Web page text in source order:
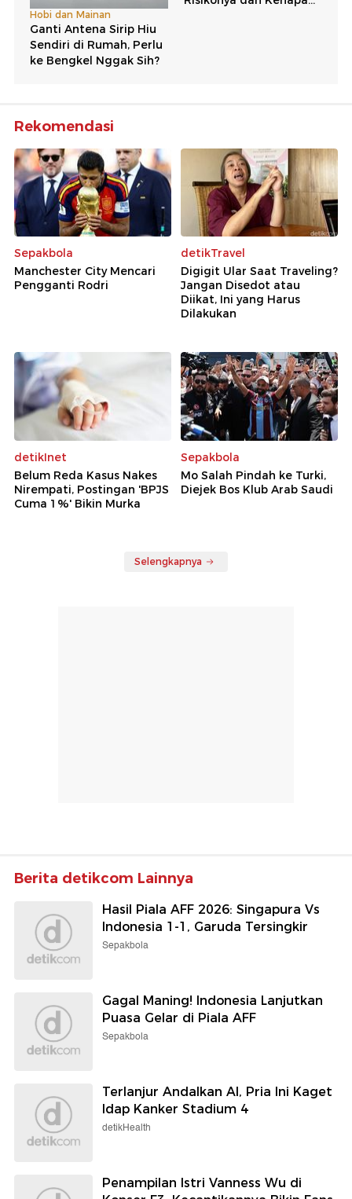
Rekomendasi
Sepakbola
Manchester City Mencari
Pengganti Rodri
detikTravel
Digigit Ular Saat Traveling?
Jangan Disedot atau
Diikat, Ini yang Harus
Dilakukan
detikInet
Belum Reda Kasus Nakes
Nirempati, Postingan 'BPJS
Cuma 1%' Bikin Murka
Sepakbola
Mo Salah Pindah ke Turki,
Diejek Bos Klub Arab Saudi
Selengkapnya
Berita detikcom Lainnya
Hasil Piala AFF 2026: Singapura Vs
Indonesia 1-1, Garuda Tersingkir
Sepakbola
Gagal Maning! Indonesia Lanjutkan
Puasa Gelar di Piala AFF
Sepakbola
Terlanjur Andalkan AI, Pria Ini Kaget
Idap Kanker Stadium 4
detikHealth
Penampilan Istri Vanness Wu di